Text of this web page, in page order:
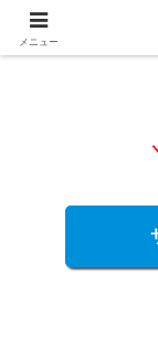
メニュー